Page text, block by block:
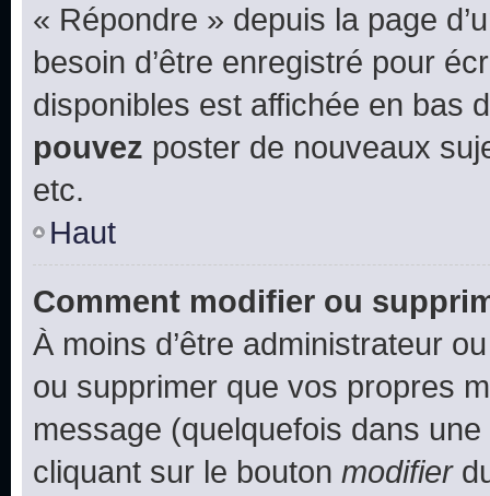
« Répondre » depuis la page
besoin d’être enregistré pour
disponibles est affichée en bas
pouvez poster de nouveaux
etc.
Haut
Comment modifier ou
À moins d’être administrateur
ou supprimer que vos propres
message (quelquefois dans
cliquant sur le bouton modifier